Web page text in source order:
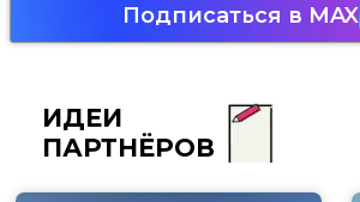
Подписаться в MAX
ИДЕИ
ПАРТНЁРОВ